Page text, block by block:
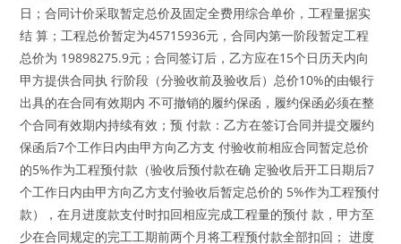
日；合同计价采取暂定总价及固定全费用综合单价，工程量据实
结 算；工程总价暂定为45715936元，合同内第一阶段暂定工程
总价为 19898275.9元；合同签订后，乙方应在15个日历天内向
甲方提供合同执 行阶段（分验收前及验收后）总价10%的由银行
出具的在合同有效期内 不可撤销的履约保函，履约保函必须在整
个合同有效期内持续有效；预 付款：乙方在签订合同并提交履约
保函后7个工作日内由甲方向乙方支 付验收前相应合同暂定总价
的5%作为工程预付款（验收后预付款在确 定验收后开工日期后7
个工作日内由甲方向乙方支付验收后暂定总价的 5%作为工程预付
款），在月进度款支付时扣回相应完成工程量的预付 款，甲方至
少在合同规定的完工工期前两个月将工程预付款全部扣回； 进度